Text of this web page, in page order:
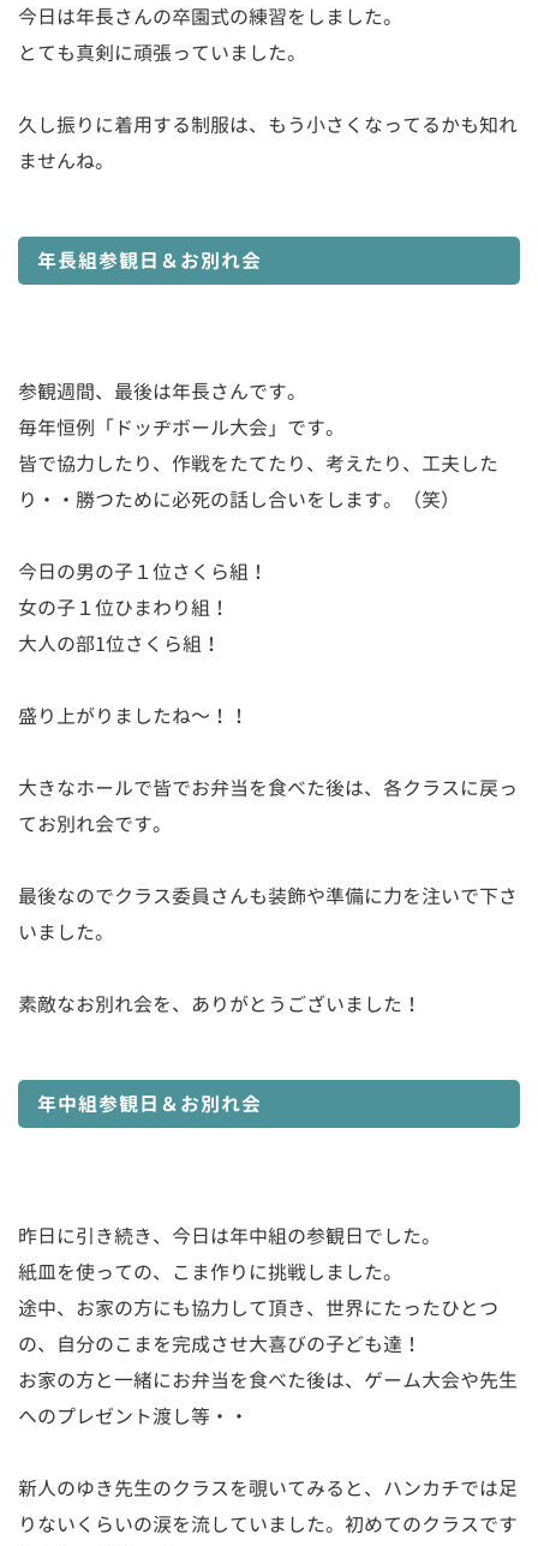
今日は年長さんの卒園式の練習をしました。
とても真剣に頑張っていました。
久し振りに着用する制服は、もう小さくなってるかも知れ
ませんね。
年長組参観日＆お別れ会
参観週間、最後は年長さんです。
毎年恒例「ドッヂボール大会」です。
皆で協力したり、作戦をたてたり、考えたり、工夫した
り・・勝つために必死の話し合いをします。（笑）
今日の男の子１位さくら組！
女の子１位ひまわり組！
大人の部1位さくら組！
盛り上がりましたね～！！
大きなホールで皆でお弁当を食べた後は、各クラスに戻っ
てお別れ会です。
最後なのでクラス委員さんも装飾や準備に力を注いで下さ
いました。
素敵なお別れ会を、ありがとうございました！
年中組参観日＆お別れ会
昨日に引き続き、今日は年中組の参観日でした。
紙皿を使っての、こま作りに挑戦しました。
途中、お家の方にも協力して頂き、世界にたったひとつ
の、自分のこまを完成させ大喜びの子ども達！
お家の方と一緒にお弁当を食べた後は、ゲーム大会や先生
へのプレゼント渡し等・・
新人のゆき先生のクラスを覗いてみると、ハンカチでは足
りないくらいの涙を流していました。初めてのクラスです